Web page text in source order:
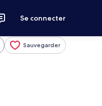
Se connecter
Sauvegarder